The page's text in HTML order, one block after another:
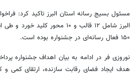
مسئول بسیج رسانه استان البرز تاکید کرد:
البرز شامل ۱۲ قالب و ۱۰ محور
۱۵۰ فعال رسانه‌ای در جشنواره بوده است.
نوروزی فر در ادامه به بیان اهداف جشنواره
هدف ایجاد فضای رقابت سازنده، ارتقای کمی و